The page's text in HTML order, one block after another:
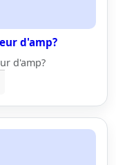
d'amp?
d'amp?